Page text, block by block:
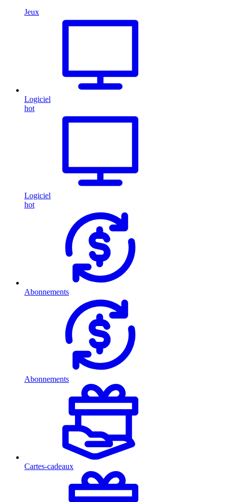
Jeux
Logiciel
hot
Logiciel
hot
Abonnements
Abonnements
Cartes-cadeaux